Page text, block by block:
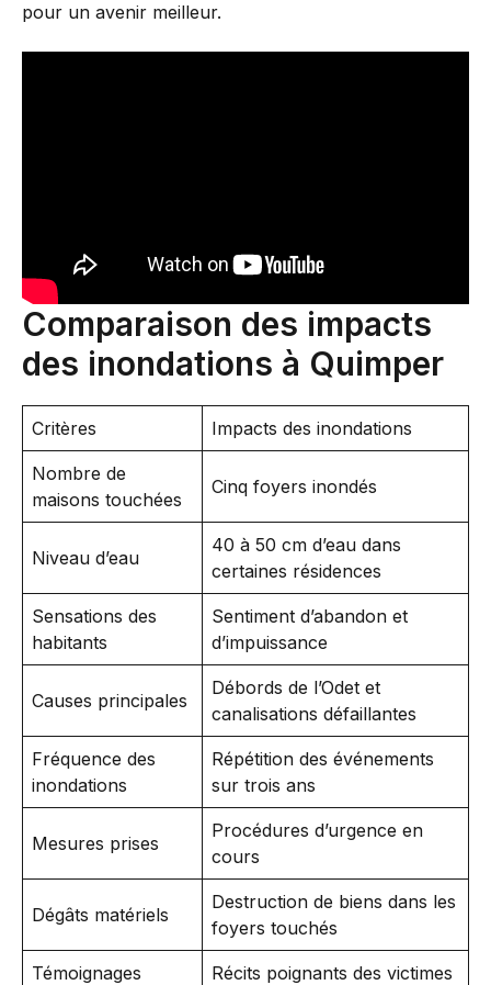
pour un avenir meilleur.
Comparaison des impacts
des inondations à Quimper
Critères Impacts des inondations
Nombre de
maisons touchées
Cinq foyers inondés
Niveau d’eau
40 à 50 cm d’eau dans
certaines résidences
Sensations des
habitants
Sentiment d’abandon et
d’impuissance
Causes principales
Débords de l’Odet et
canalisations défaillantes
Fréquence des
inondations
Répétition des événements
sur trois ans
Mesures prises
Procédures d’urgence en
cours
Dégâts matériels
Destruction de biens dans les
foyers touchés
Témoignages Récits poignants des victimes